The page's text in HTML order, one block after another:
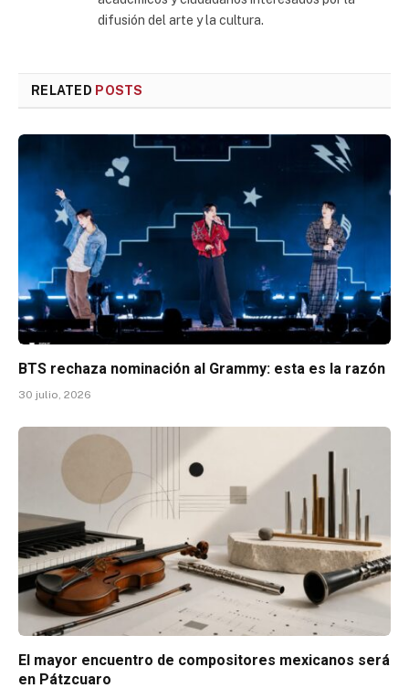
difusión del arte y la cultura.
RELATED POSTS
BTS rechaza nominación al Grammy: esta es la razón
30 julio, 2026
El mayor encuentro de compositores mexicanos será
en Pátzcuaro